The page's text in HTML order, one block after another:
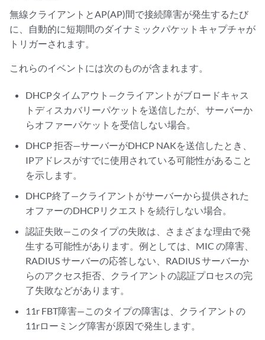
無線クライアントとAP(AP)間で接続障害が発生するたび
に、自動的に短期間のダイナミックパケットキャプチャが
トリガーされます。
これらのイベントには次のものが含まれます。
DHCPタイムアウト—クライアントがブロードキャス
トディスカバリーパケットを送信したが、サーバーか
らオファーパケットを受信しない場合。
DHCP 拒否—サーバーがDHCP NAKを送信したとき、
IPアドレスがすでに使用されている可能性があること
を示します。
DHCP終了—クライアントがサーバーから提供された
オファーのDHCPリクエストを続行しない場合。
認証失敗—このタイプの失敗は、さまざまな理由で発
生する可能性があります。例としては、MIC の障害、
RADIUS サーバーの応答しない、RADIUS サーバーか
らのアクセス拒否、クライアントの認証プロセスの完
了失敗などがあります。
11r FBT障害—このタイプの障害は、クライアントの
11rローミング障害が原因で発生します。